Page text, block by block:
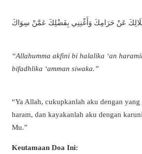
عَنْ حَرَامِكَ وَأَغْنِنِي بِفَضْلِكَ عَمَّنْ سِوَاكَ
“Allahumma akfini bi halalika ‘an
bifadhlika ‘amman siwaka.”
“Ya Allah, cukupkanlah aku dengan
haram, dan kayakanlah aku dengan
Mu.”
Keutamaan Doa Ini: